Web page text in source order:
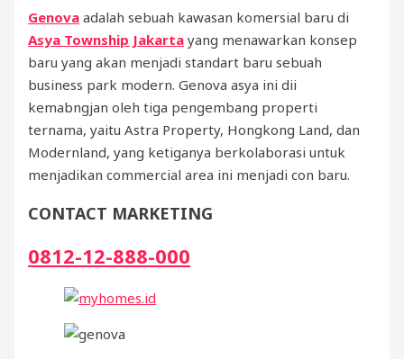
Genova adalah sebuah kawasan komersial baru di
Asya Township Jakarta yang menawarkan konsep
baru yang akan menjadi standart baru sebuah
business park modern. Genova asya ini dii
kemabngjan oleh tiga pengembang properti
ternama, yaitu Astra Property, Hongkong Land, dan
Modernland, yang ketiganya berkolaborasi untuk
menjadikan commercial area ini menjadi con baru.
CONTACT MARKETING
0812-12-888-000